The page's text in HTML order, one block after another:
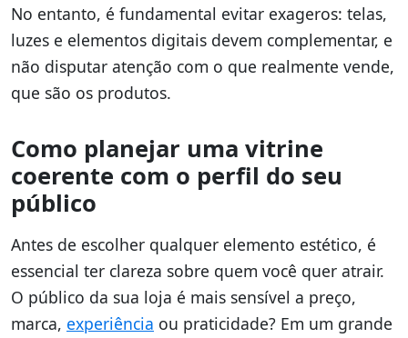
No entanto, é fundamental evitar exageros: telas,
luzes e elementos digitais devem complementar, e
não disputar atenção com o que realmente vende,
que são os produtos.
Como planejar uma vitrine
coerente com o perfil do seu
público
Antes de escolher qualquer elemento estético, é
essencial ter clareza sobre quem você quer atrair.
O público da sua loja é mais sensível a preço,
marca, experiência ou praticidade? Em um grande